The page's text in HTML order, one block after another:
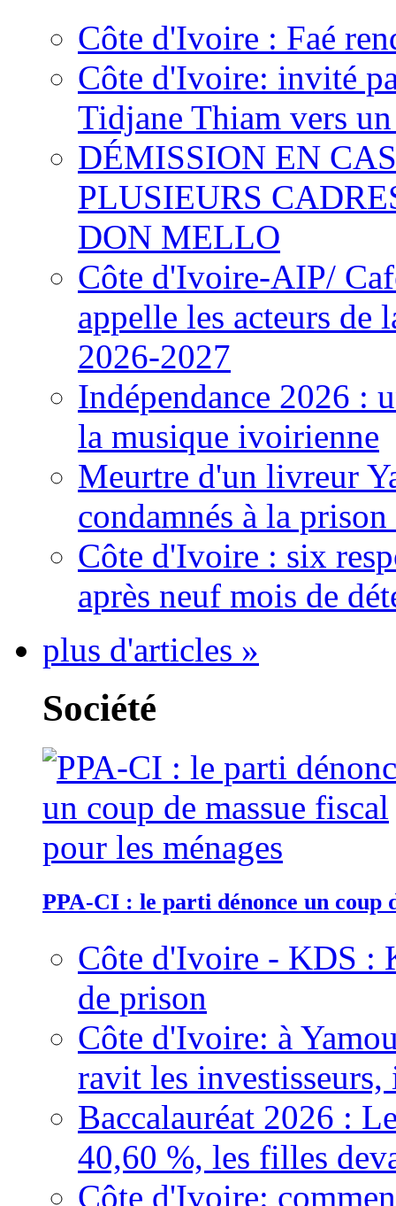
Côte d'Ivoire : Faé
Côte d'Ivoire: invité
Tidjane Thiam vers
DÉMISSION EN
PLUSIEURS
DON MELLO
Côte d'Ivoire-AIP/
appelle les acteurs de
2026-2027
Indépendance 2026 :
la musique ivoirienne
Meurtre d'un livreur
condamnés à la
Côte d'Ivoire : six
après neuf mois de
plus d'articles »
Société
PPA-CI : le parti dénonce un coup
Côte d'Ivoire - KDS :
de prison
Côte d'Ivoire: à
ravit les
Baccalauréat 2026 :
40,60 %, les filles
Côte d'Ivoire: